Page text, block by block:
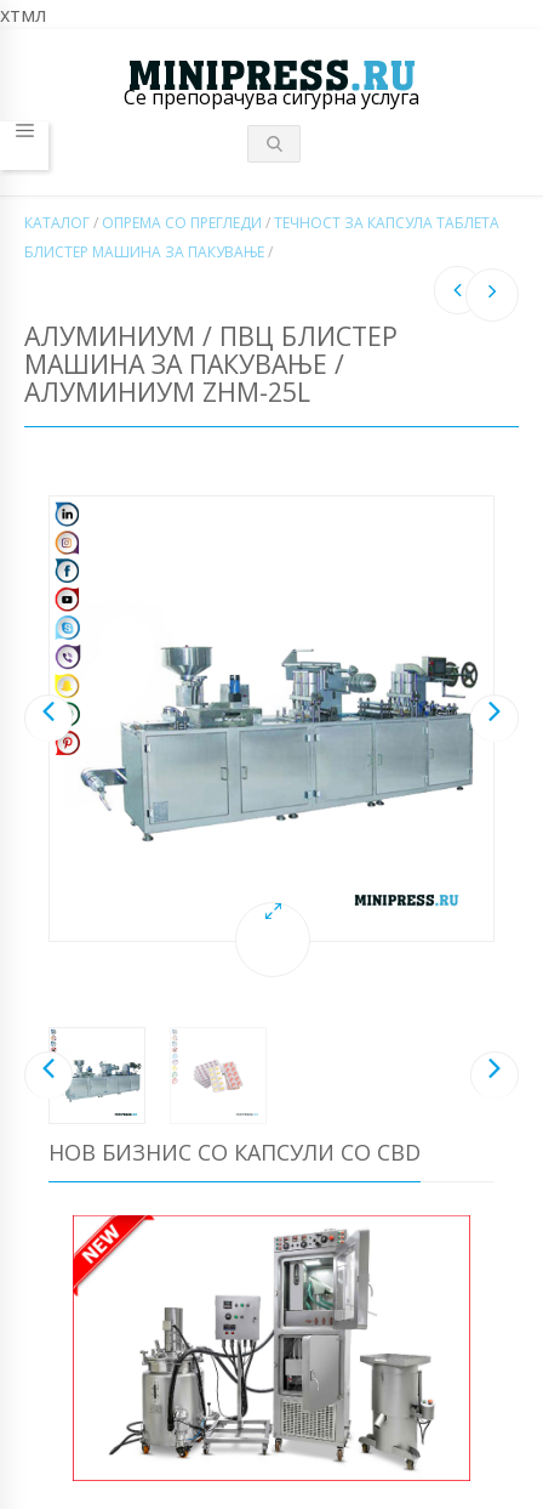
хтмл
Се препорачува сигурна услуга
КАТАЛОГ/ ОПРЕМА СО ПРЕГЛЕДИ /ТЕЧНОСТ ЗА КАПСУЛА ТАБЛЕТА
БЛИСТЕР МАШИНА ЗА ПАКУВАЊЕ/
АЛУМИНИУМ / ПВЦ БЛИСТЕР
МАШИНА ЗА ПАКУВАЊЕ /
АЛУМИНИУМ ZHM-25L
НОВ БИЗНИС СО КАПСУЛИ СО CBD